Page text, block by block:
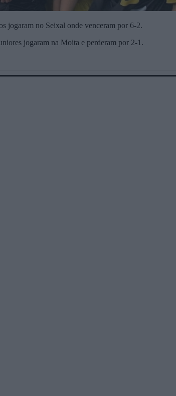
jogaram no Seixal onde venceram por 6-2.
jogaram na Moita e perderam por 2-1.